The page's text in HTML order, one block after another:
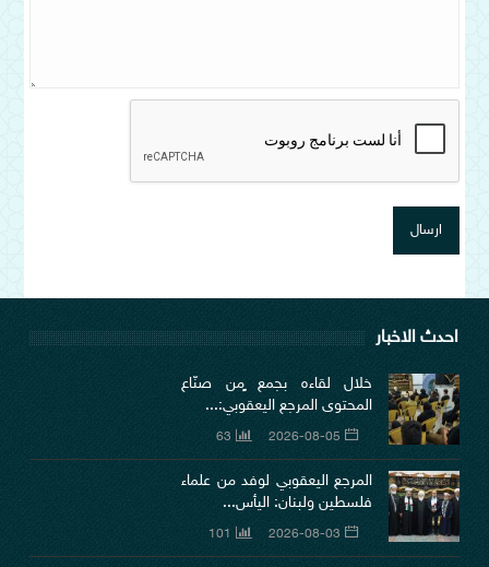
احدث الاخبار
خلال لقاءه بجمع ٍمن صنّاع
المحتوى المرجع اليعقوبي:...
2026-08-05
63
المرجع اليعقوبي لوفد من علماء
فلسطين ولبنان: اليأس...
2026-08-03
101